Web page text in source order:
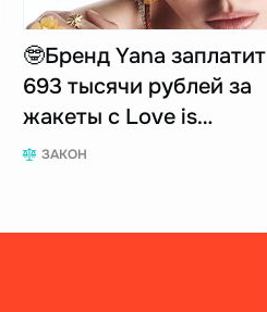
🤓Бренд Yana заплатит
693 тысячи рублей за
жакеты с Love is…
ЗАКОН